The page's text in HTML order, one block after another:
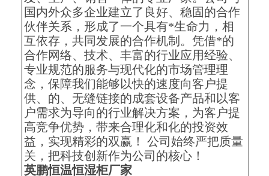
国内外众多企业建立了良好、稳固的合作
伙伴关系，形成了一个具有*生命力，相
互依存，共同发展的合作机制。凭借*的
合作网络、技术、丰富的行业应用经验、
专业规范的服务与现代化的市场管理理
念，保障我们能够以快的速度向客户提
供、的、无缝链接的成套设备产品和以客
户需求为导向的行业解决方案，为客户提
高竞争优势，带来合理化和化的投资效
益，实现精彩的双赢！ 公司始终严把质量
关，把科技创新作为公司的核心！
英鹏恒温恒湿柜厂家